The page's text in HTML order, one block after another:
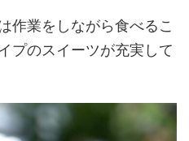
作業をしながら食べるこ
プのスイーツが充実して